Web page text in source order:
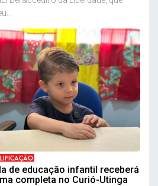
de educação infantil receberá
completa no Curió-Utinga